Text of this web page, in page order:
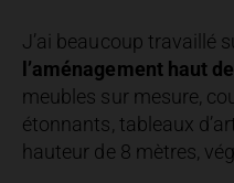
J’ai beaucoup travaillé
l’aménagement haut
meubles sur mesure,
étonnants, tableaux
hauteur de 8 mètres,